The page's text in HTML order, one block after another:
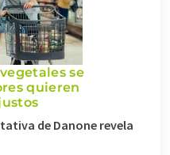
se
quieren
de Danone revela